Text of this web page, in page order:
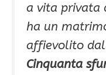
a vita privata
ha un
affievolito
Cinquanta